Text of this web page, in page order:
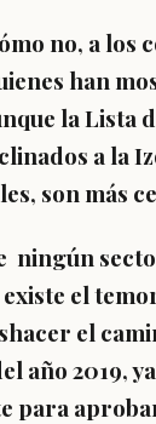
no, a los
han
la Lista
a la
son más
ningún
el
el
año 2019,
para